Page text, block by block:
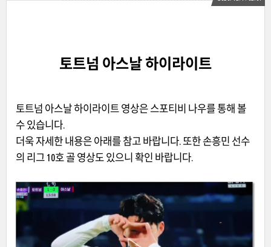
토트넘 아스날 하이라이트
토트넘 아스날 하이라이트 영상은 스포티비 나우를 통해 볼
수 있습니다.
더욱 자세한 내용은 아래를 참고 바랍니다. 또한 손흥민 선수
의 리그 10호 골 영상도 있으니 확인 바랍니다.